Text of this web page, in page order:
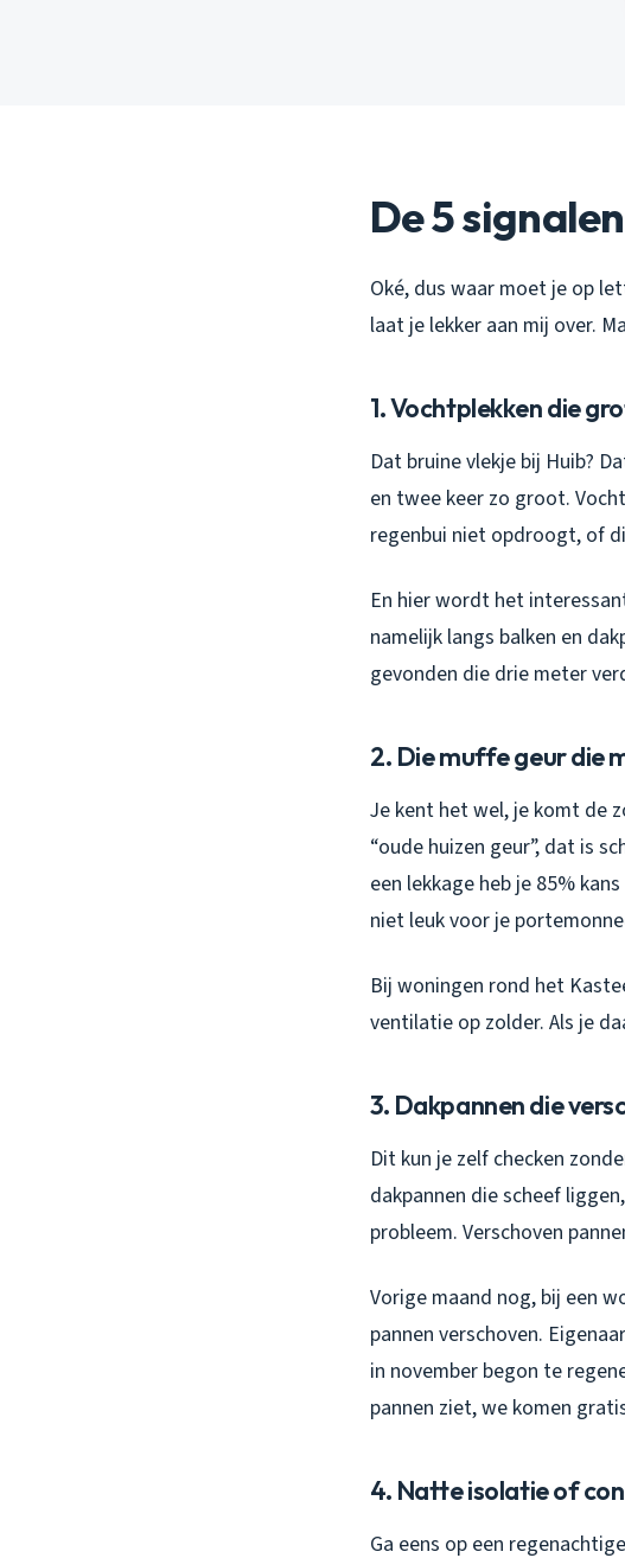
De 5
Oké, dus waar moet je op
laat je lekker aan mij over.
1. Vochtplekken die
Dat bruine vlekje bij Huib?
en twee keer zo groot.
regenbui niet opdroogt, of
En hier wordt het
namelijk langs balken en
gevonden die drie meter
2. Die muffe geur die
Je kent het wel, je komt de
“oude huizen geur”, dat is
een lekkage heb je 85%
niet leuk voor je
Bij woningen rond het
ventilatie op zolder. Als je
3. Dakpannen die
Dit kun je zelf checken
dakpannen die scheef
probleem. Verschoven
Vorige maand nog, bij een
pannen verschoven.
in november begon te
pannen ziet, we komen
4. Natte isolatie of
Ga eens op een